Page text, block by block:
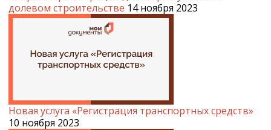
долевом строительстве 14 ноября 2023
Новая услуга «Регистрация транспортных средств»
10 ноября 2023